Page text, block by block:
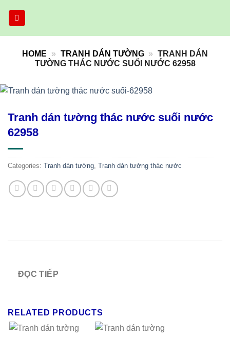
HOME » TRANH DÁN TƯỜNG » TRANH DÁN
TƯỜNG THÁC NƯỚC SUỐI NƯỚC 62958
Tranh dán tường thác nước suối nước
62958
Categories: Tranh dán tường, Tranh dán tường thác nước
ĐỌC TIẾP
RELATED PRODUCTS